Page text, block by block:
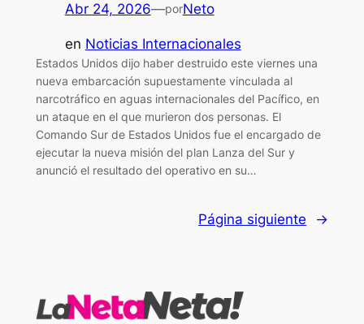
Abr 24, 2026—porNeto
en Noticias Internacionales
Estados Unidos dijo haber destruido este viernes una
nueva embarcación supuestamente vinculada al
narcotráfico en aguas internacionales del Pacífico, en
un ataque en el que murieron dos personas. El
Comando Sur de Estados Unidos fue el encargado de
ejecutar la nueva misión del plan Lanza del Sur y
anunció el resultado del operativo en su…
Página siguiente →